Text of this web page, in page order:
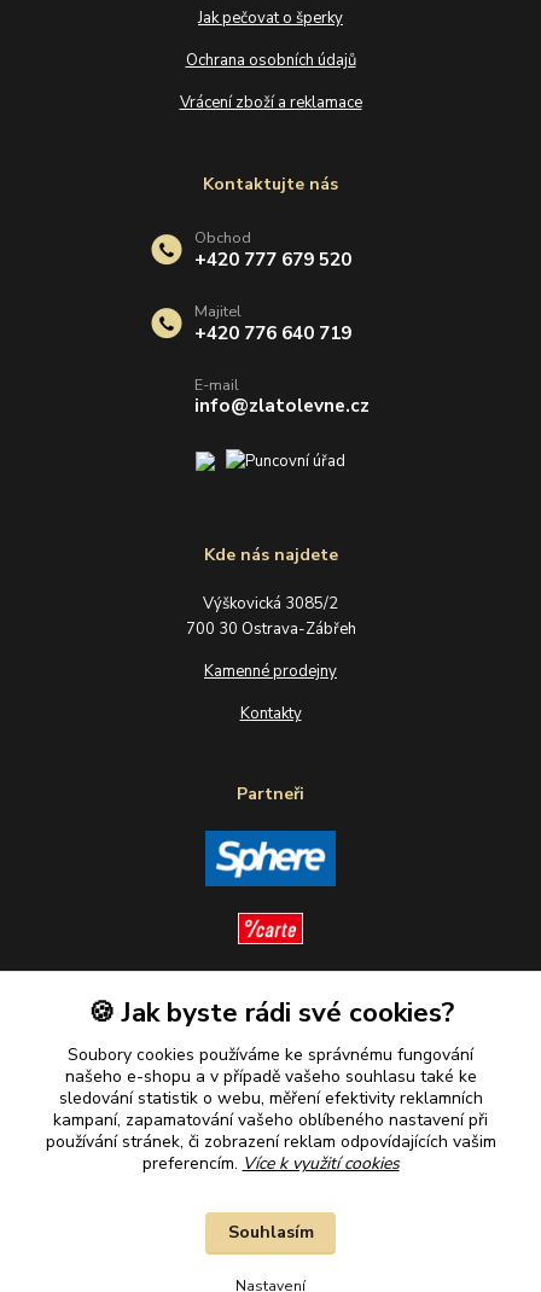
Jak pečovat o šperky
Ochrana osobních údajů
Vrácení zboží a reklamace
Kde nás najdete
Výškovická 3085/2
700 30 Ostrava-Zábřeh
Kamenné prodejny
Kontakty
Partneři
Sledujte nás
Plaťte u nás bezpečně
Kontaktujte nás
Obchod
+420 777 679 520
Majitel
+420 776 640 719
E-mail
info@zlatolevne.cz
🍪 Jak byste rádi své cookies?
Soubory cookies používáme ke správnému fungování
našeho e-shopu a v případě vašeho souhlasu také ke
sledování statistik o webu, měření efektivity reklamních
kampaní, zapamatování vašeho oblíbeného nastavení při
používání stránek, či zobrazení reklam odpovídajících vašim
preferencím. Více k využití cookies
Nastavení
Souhlasím